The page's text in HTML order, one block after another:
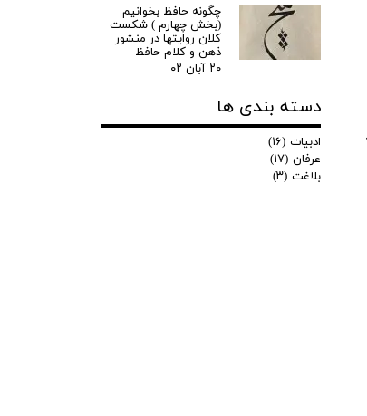
چگونه حافظ بخوانیم
(بخش چهارم ) شکست
کلان روایتها در منشور
ذهن و کلام حافظ
۲۰ آبان ۰۲
دسته بندی ها
ادبیات (۱۶)
عرفان (۱۷)
بلاغت (۳)